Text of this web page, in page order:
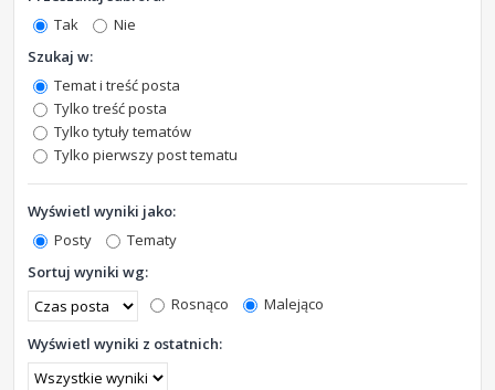
Tak
Nie
Szukaj w:
Temat i treść posta
Tylko treść posta
Tylko tytuły tematów
Tylko pierwszy post tematu
Wyświetl wyniki jako:
Posty
Tematy
Sortuj wyniki wg:
Rosnąco
Malejąco
Wyświetl wyniki z ostatnich: